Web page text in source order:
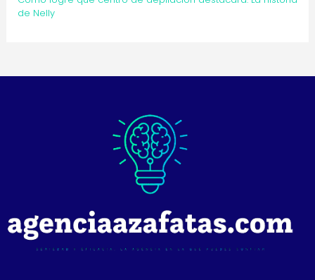
de Nelly